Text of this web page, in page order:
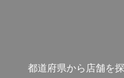
都道府県から店舗を